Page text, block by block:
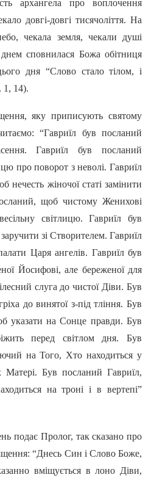
архангела про воплочення
довгі-довгі тисячоліття. На
чекала земля, чекали душі
сповнилася Божа обітниця
дня “Слово стало тілом, і
1, 14).
яку приписують святому
“Гавриїл був посланий
Гавриїл був посланий
про поворот з неволі. Гавриїл
жіночої статі замінити
щоб чистому Женихові
світлицю. Гавриїл був
зі Створителем. Гавриїл
Царя ангелів. Гавриїл був
Йосифові, але береженої для
слуга до чистої Діви. Був
до винятої з-під тління. Був
указати на Сонце правди. Був
перед світлом дня. Був
на Того, Хто находиться у
Матері. Був посланий Гавриїл,
на троні і в вертепі”
подає Пролог, так сказано про
“Днесь Син і Слово Боже,
вміщується в лоно Діви,